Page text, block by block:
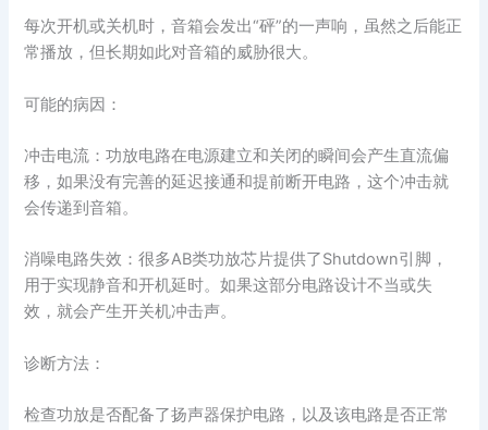
每次开机或关机时，音箱会发出“砰”的一声响，虽然之后能正
常播放，但长期如此对音箱的威胁很大。
可能的病因：
冲击电流：功放电路在电源建立和关闭的瞬间会产生直流偏
移，如果没有完善的延迟接通和提前断开电路，这个冲击就
会传递到音箱。
消噪电路失效：很多AB类功放芯片提供了Shutdown引脚，
用于实现静音和开机延时。如果这部分电路设计不当或失
效，就会产生开关机冲击声。
诊断方法：
检查功放是否配备了扬声器保护电路，以及该电路是否正常